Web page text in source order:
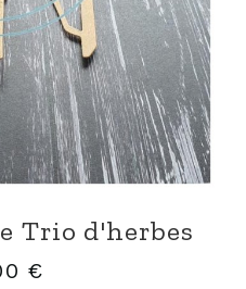
Trio d'herbes
€